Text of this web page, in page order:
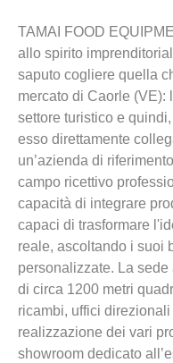
TAMAI FOOD
allo spirito
saputo cogliere quella
mercato di Caorle (VE):
settore turistico e
esso direttamente
un’azienda di
campo ricettivo
capacità di integrare
capaci di trasformare
reale, ascoltando i suoi
personalizzate. La
di circa 1200 metri
ricambi, uffici
realizzazione dei vari
showroom dedicato